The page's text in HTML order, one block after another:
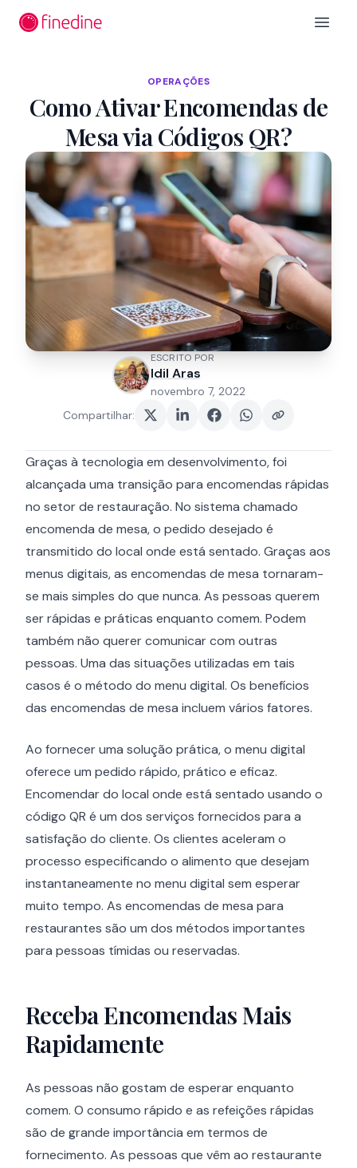
Open
OPERAÇÕES
Como Ativar Encomendas de
Mesa via Códigos QR?
ESCRITO POR
Idil Aras
novembro 7, 2022
Compartilhar:
Graças à tecnologia em desenvolvimento, foi
alcançada uma transição para encomendas rápidas
no setor de restauração. No sistema chamado
encomenda de mesa, o pedido desejado é
transmitido do local onde está sentado. Graças aos
menus digitais, as encomendas de mesa tornaram-
se mais simples do que nunca. As pessoas querem
ser rápidas e práticas enquanto comem. Podem
também não querer comunicar com outras
pessoas. Uma das situações utilizadas em tais
casos é o método do menu digital. Os benefícios
das encomendas de mesa incluem vários fatores.
Ao fornecer uma solução prática, o menu digital
oferece um pedido rápido, prático e eficaz.
Encomendar do local onde está sentado usando o
código QR é um dos serviços fornecidos para a
satisfação do cliente. Os clientes aceleram o
processo especificando o alimento que desejam
instantaneamente no menu digital sem esperar
muito tempo. As encomendas de mesa para
restaurantes são um dos métodos importantes
para pessoas tímidas ou reservadas.
Receba Encomendas Mais
Rapidamente
As pessoas não gostam de esperar enquanto
comem. O consumo rápido e as refeições rápidas
são de grande importância em termos de
fornecimento. As pessoas que vêm ao restaurante